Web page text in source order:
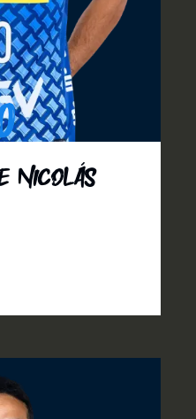
Nicolás